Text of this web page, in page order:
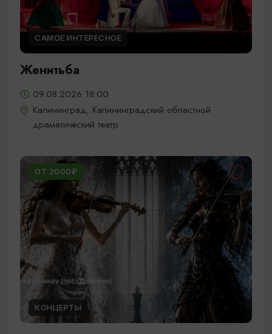
САМОЕ ИНТЕРЕСНОЕ
Женитьба
09.08.2026 18:00
Калининград, Калининградский областной
драматический театр
ОТ 2000₽
КОНЦЕРТЫ